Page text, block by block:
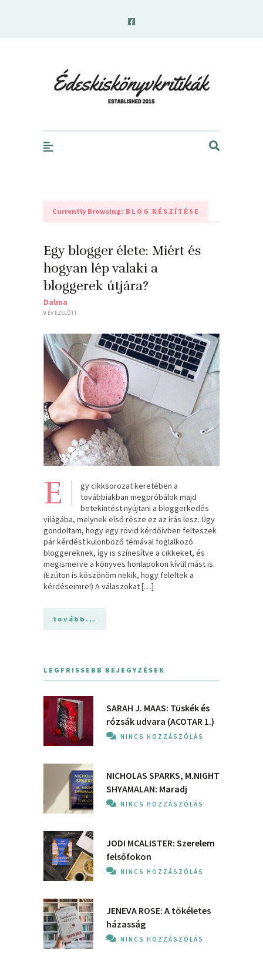
Currently Browsing: BLOG KÉSZÍTÉSE
Egy blogger élete: Miért és
hogyan lép valaki a
bloggerek útjára?
Dalma
9 ÉV EZELŐTT
E
gy cikksorozat keretében a
továbbiakban megpróbálok majd
betekintést nyújtani a bloggerkedés
világába, melynek első része ez az írás lesz. Úgy
gondoltam, hogy egy rövid kérdőívben felteszek
pár kérdést különböző témával foglalkozó
bloggereknek, így is színesítve a cikkeket, és
megismerve a könyves honlapokon kívül mást is.
(Ezúton is köszönöm nekik, hogy feleltek a
kérdéseimre!) A válaszokat […]
tovább...
LEGFRISSEBB BEJEGYZÉSEK
SARAH J. MAAS: Tüskék és
rózsák udvara (ACOTAR 1.)
NINCS HOZZÁSZÓLÁS
NICHOLAS SPARKS, M.NIGHT
SHYAMALAN: Maradj
NINCS HOZZÁSZÓLÁS
JODI MCALISTER: Szerelem
felsőfokon
NINCS HOZZÁSZÓLÁS
JENEVA ROSE: A ​tökéletes
házasság
NINCS HOZZÁSZÓLÁS